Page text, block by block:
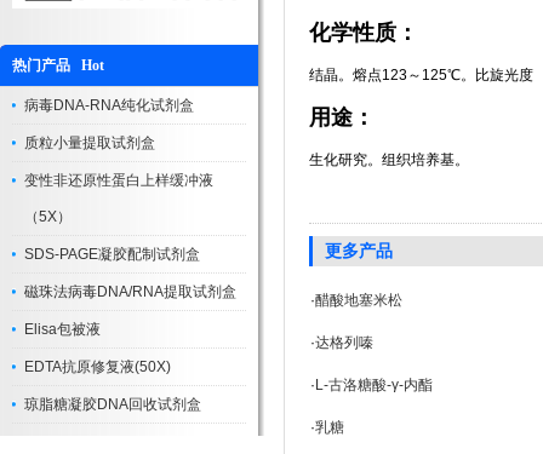
热门产品 Hot
病毒DNA-RNA纯化试剂盒
质粒小量提取试剂盒
变性非还原性蛋白上样缓冲液
（5X）
SDS-PAGE凝胶配制试剂盒
磁珠法病毒DNA/RNA提取试剂盒
Elisa包被液
EDTA抗原修复液(50X)
琼脂糖凝胶DNA回收试剂盒
化学性质：
结晶。熔点123～125℃。比旋光度
用途：
生化研究。组织培养基。
更多产品
·醋酸地塞米松
·达格列嗪
· L-古洛糖酸-γ-内酯
·乳糖